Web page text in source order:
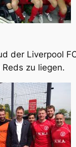
der Liverpool
zu liegen.